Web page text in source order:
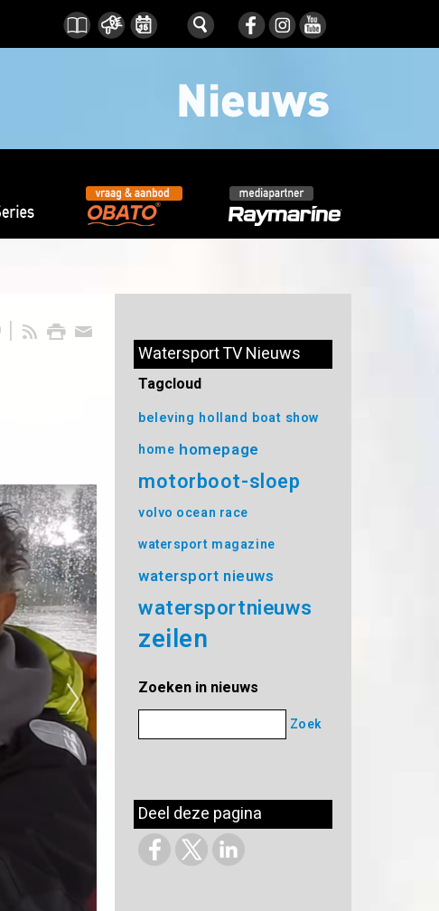
Watersport TV Nieuws
Tagcloud
beleving holland boat show
home homepage
motorboot-sloep
volvo ocean race
watersport magazine
watersport nieuws
watersportnieuws
zeilen
Zoeken in nieuws
Zoek
Deel deze pagina